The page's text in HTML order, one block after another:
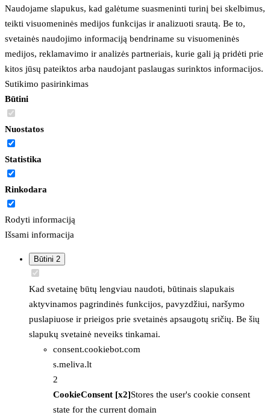
Naudojame slapukus, kad galėtume suasmeninti turinį bei skelbimus,
teikti visuomeninės medijos funkcijas ir analizuoti srautą. Be to,
svetainės naudojimo informaciją bendriname su visuomeninės
medijos, reklamavimo ir analizės partneriais, kurie gali ją pridėti prie
kitos jūsų pateiktos arba naudojant paslaugas surinktos informacijos.
Sutikimo pasirinkimas
Būtini
Nuostatos
Statistika
Rinkodara
Rodyti informaciją
Išsami informacija
Būtini 2
Kad svetainę būtų lengviau naudoti, būtinais slapukais
aktyvinamos pagrindinės funkcijos, pavyzdžiui, naršymo
puslapiuose ir prieigos prie svetainės apsaugotų sričių. Be šių
slapukų svetainė neveiks tinkamai.
consent.cookiebot.com
s.meliva.lt
2
CookieConsent [x2]Stores the user's cookie consent
state for the current domain